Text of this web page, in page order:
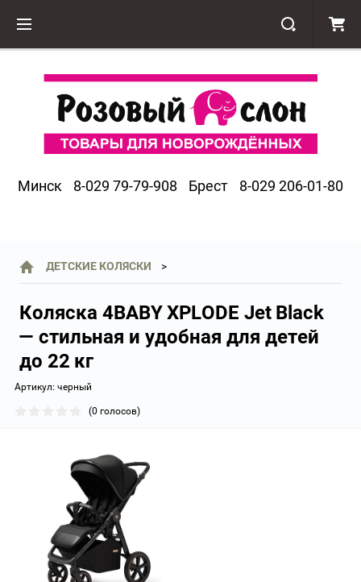
Минск 8-029 79-79-908 Брест 8-029 206-01-80
ДЕТСКИЕ КОЛЯСКИ
Коляска 4BABY XPLODE Jet Black
— стильная и удобная для детей
до 22 кг
Артикул: черный
(0 голосов)